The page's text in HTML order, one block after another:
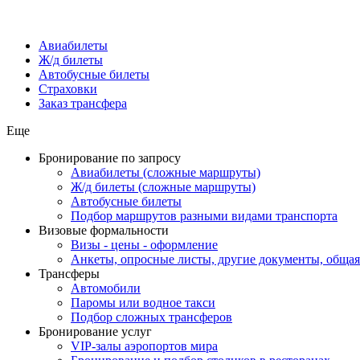
Авиабилеты
Ж/д билеты
Автобусные билеты
Страховки
Заказ трансфера
Еще
Бронирование по запросу
Авиабилеты (сложные маршруты)
Ж/д билеты (сложные маршруты)
Автобусные билеты
Подбор маршрутов разными видами транспорта
Визовые формальности
Визы - цены - оформление
Анкеты, опросные листы, другие документы,
Трансферы
Автомобили
Паромы или водное такси
Подбор сложных трансферов
Бронирование услуг
VIP-залы аэропортов мира